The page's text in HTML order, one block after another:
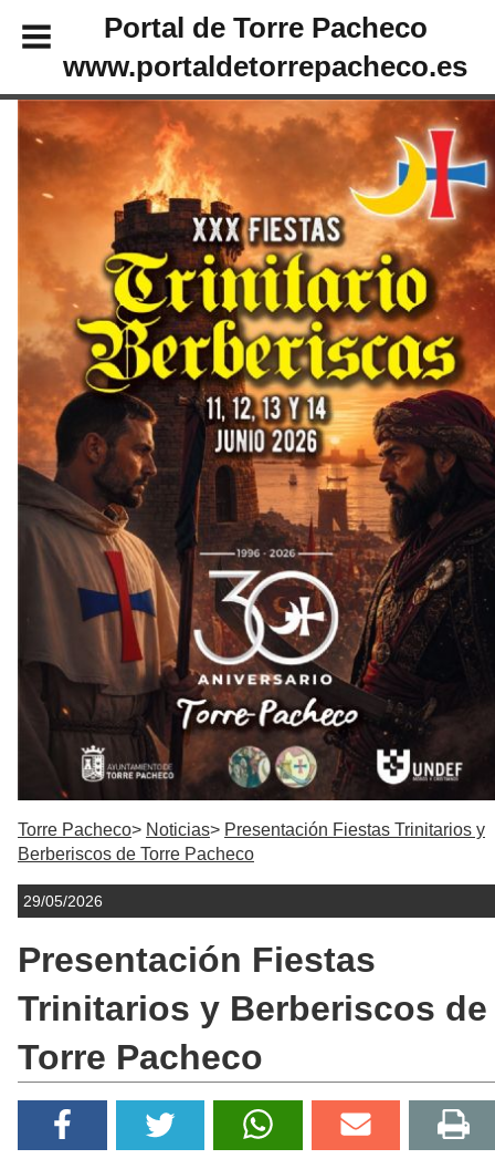
Portal de Torre Pacheco
www.portaldetorrepacheco.es
Torre Pacheco Noticias
Presentación Fiestas Trinitarios y
Berberiscos de Torre Pacheco
29/05/2026
Presentación Fiestas
Trinitarios y Berberiscos de
Torre Pacheco